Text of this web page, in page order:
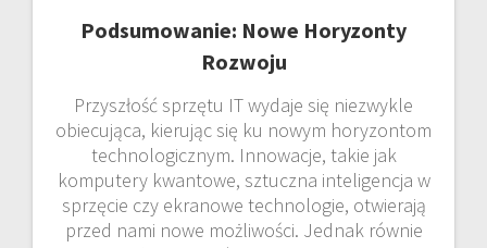
Podsumowanie: Nowe Horyzonty
Rozwoju
Przyszłość sprzętu IT wydaje się niezwykle
obiecująca, kierując się ku nowym horyzontom
technologicznym. Innowacje, takie jak
komputery kwantowe, sztuczna inteligencja w
sprzęcie czy ekranowe technologie, otwierają
przed nami nowe możliwości. Jednak równie